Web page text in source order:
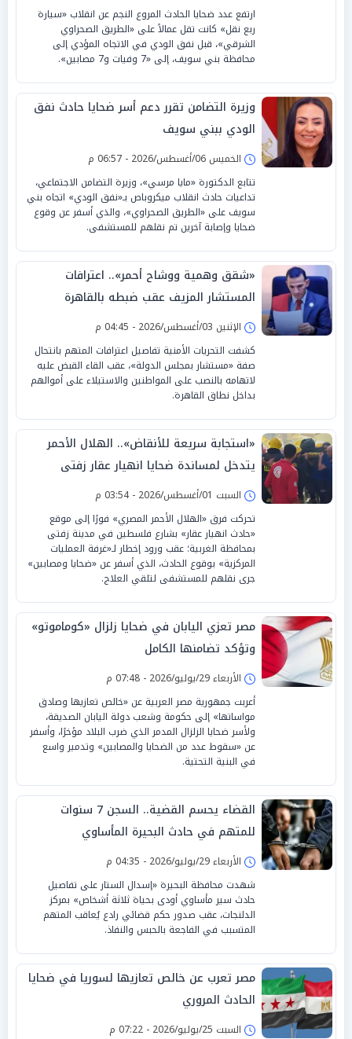
ارتفع عدد ضحايا الحادث المروع النجم عن انقلاب «سيارة
ربع نقل» كانت تقل عمالاً على «الطريق الصحراوي
الشرقي»، قبل نفق الودي في الاتجاه المؤدي إلى
محافظة بني سويف، إلى «7 وفيات و7 مصابين».
وزيرة التضامن تقرر دعم أسر ضحايا حادث نفق
الودي ببني سويف
الخميس 06/أغسطس/2026 - 06:57 م
تتابع الدكتورة «مايا مرسي»، وزيرة التضامن الاجتماعي،
تداعيات حادث انقلاب ميكروباص بـ«نفق الودي» اتجاه بني
سويف على «الطريق الصحراوي»، والذي أسفر عن وقوع
ضحايا وإصابة آخرين تم نقلهم للمستشفى.
«شقق وهمية ووشاح أحمر».. اعترافات
المستشار المزيف عقب ضبطه بالقاهرة
الإثنين 03/أغسطس/2026 - 04:45 م
كشفت التحريات الأمنية تفاصيل اعترافات المتهم بانتحال
صفة «مستشار بمجلس الدولة»، عقب القاء القبض عليه
لاتهامه بالنصب على المواطنين والاستيلاء على أموالهم
بداخل نطاق القاهرة.
«استجابة سريعة للأنقاض».. الهلال الأحمر
يتدخل لمساندة ضحايا انهيار عقار زفتى
السبت 01/أغسطس/2026 - 03:54 م
تحركت فرق «الهلال الأحمر المصري» فورًا إلى موقع
«حادث انهيار عقار» بشارع فلسطين في مدينة زفتى
بمحافظة الغربية؛ عقب ورود إخطار لـ«غرفة العمليات
المركزية» بوقوع الحادث، الذي أسفر عن «ضحايا ومصابين»
جرى نقلهم للمستشفى لتلقي العلاج.
مصر تعزي اليابان في ضحايا زلزال «كوماموتو»
وتؤكد تضامنها الكامل
الأربعاء 29/يوليو/2026 - 07:48 م
أعربت جمهورية مصر العربية عن «خالص تعازيها وصادق
مواساتها» إلى حكومة وشعب دولة اليابان الصديقة،
ولأسر ضحايا الزلزال المدمر الذي ضرب البلاد مؤخرًا، وأسفر
عن «سقوط عدد من الضحايا والمصابين» وتدمير واسع
في البنية التحتية.
القضاء يحسم القضية.. السجن 7 سنوات
للمتهم في حادث البحيرة المأساوي
الأربعاء 29/يوليو/2026 - 04:35 م
شهدت محافظة البحيرة «إسدال الستار على تفاصيل
حادث سير مأساوي أودى بحياة ثلاثة أشخاص» بمركز
الدلنجات، عقب صدور حكم قضائي رادع يُعاقب المتهم
المتسبب في الفاجعة بالحبس والنفاذ.
مصر تعرب عن خالص تعازيها لسوريا في ضحايا
الحادث المروري
السبت 25/يوليو/2026 - 07:22 م